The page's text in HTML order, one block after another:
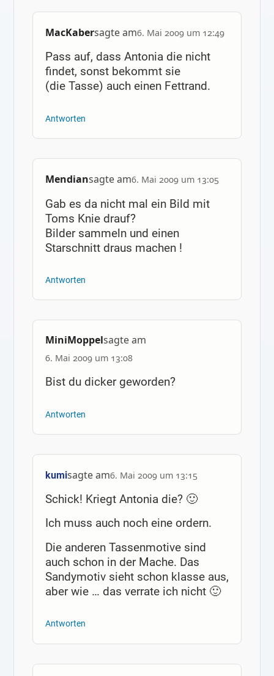
MacKabersagte am6. Mai 2009 um 12:49
Pass auf, dass Antonia die nicht
findet, sonst bekommt sie
(die Tasse) auch einen Fettrand.
Antworten
Mendiansagte am6. Mai 2009 um 13:05
Gab es da nicht mal ein Bild mit
Toms Knie drauf?
Bilder sammeln und einen
Starschnitt draus machen !
Antworten
MiniMoppelsagte am
6. Mai 2009 um 13:08
Bist du dicker geworden?
Antworten
kumisagte am6. Mai 2009 um 13:15
Schick! Kriegt Antonia die? 🙂
Ich muss auch noch eine ordern.
Die anderen Tassenmotive sind
auch schon in der Mache. Das
Sandymotiv sieht schon klasse aus,
aber wie … das verrate ich nicht 🙂
Antworten